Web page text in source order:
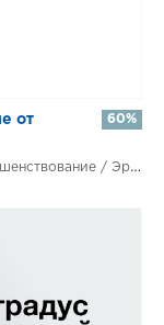
от
/ Эротическая литература
60%